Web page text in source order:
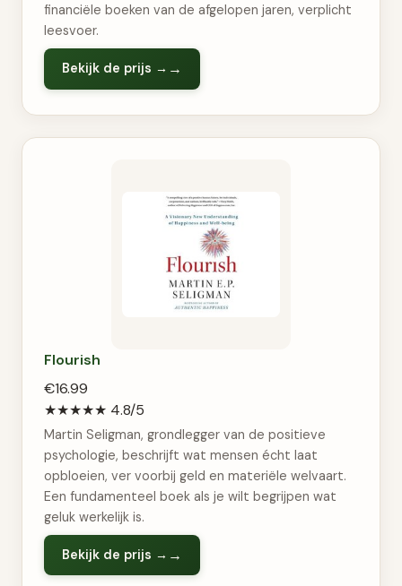
financiële boeken van de afgelopen jaren, verplicht
leesvoer.
Bekijk de prijs →
Flourish
€16.99
★★★★★ 4.8/5
Martin Seligman, grondlegger van de positieve
psychologie, beschrijft wat mensen écht laat
opbloeien, ver voorbij geld en materiële welvaart.
Een fundamenteel boek als je wilt begrijpen wat
geluk werkelijk is.
Bekijk de prijs →